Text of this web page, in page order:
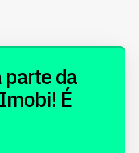
parte da
É